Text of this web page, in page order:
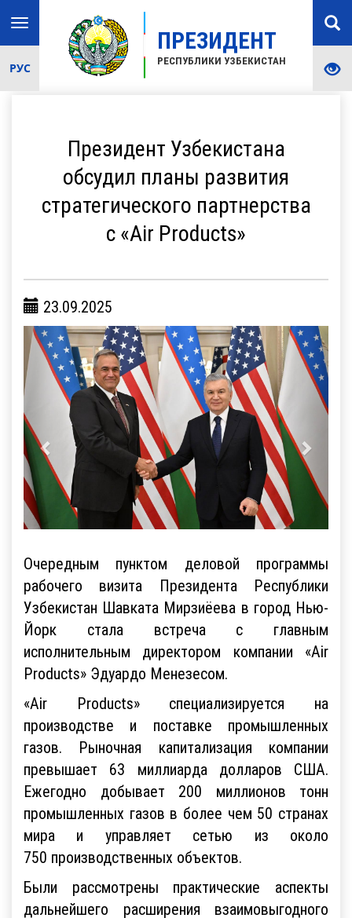
ПРЕЗИДЕНТ
РЕСПУБЛИКИ УЗБЕКИСТАН
Toggle
navigation
РУС
Президент Узбекистана
обсудил планы развития
стратегического партнерства
с «Air Products»
23.09.2025
Очередным пунктом деловой программы
рабочего визита Президента Республики
Узбекистан Шавката Мирзиёева в город Нью-
Йорк стала встреча c главным
исполнительным директором компании «Air
Products» Эдуардо Менезесом.
«Air Products» специализируется на
производстве и поставке промышленных
газов. Рыночная капитализация компании
превышает 63 миллиарда долларов США.
Ежегодно добывает 200 миллионов тонн
промышленных газов в более чем 50 странах
мира и управляет сетью из около
750 производственных объектов.
Были рассмотрены практические аспекты
дальнейшего расширения взаимовыгодного